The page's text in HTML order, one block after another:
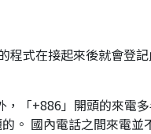
程式在接起來後就會登
「+886」開頭的來電
。 國內電話之間來電並